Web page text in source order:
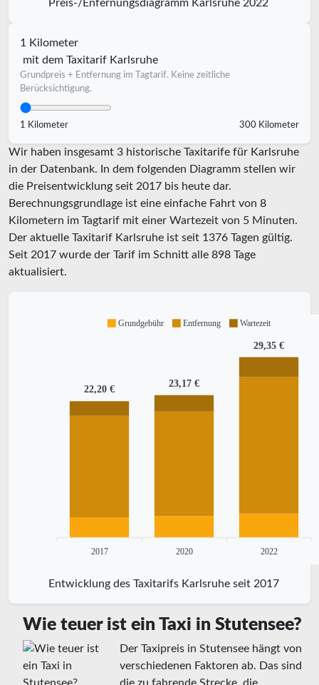
Preis-/Enfernungsdiagramm Karlsruhe 2022
1 Kilometer
mit dem Taxitarif Karlsruhe
Grundpreis + Entfernung im Tagtarif. Keine zeitliche
Berücksichtigung.
1 Kilometer 300 Kilometer
Wir haben insgesamt 3 historische Taxitarife für Karlsruhe
in der Datenbank. In dem folgenden Diagramm stellen wir
die Preisentwicklung seit 2017 bis heute dar.
Berechnungsgrundlage ist eine einfache Fahrt von 8
Kilometern im Tagtarif mit einer Wartezeit von 5 Minuten.
Der aktuelle Taxitarif Karlsruhe ist seit 1376 Tagen gültig.
Seit 2017 wurde der Tarif im Schnitt alle 898 Tage
aktualisiert.
22,20 €
23,17 €
29,35 €
2017 2020 2022
Grundgebühr Entfernung Wartezeit
Entwicklung des Taxitarifs Karlsruhe seit 2017
Wie teuer ist ein Taxi in Stutensee?
Der Taxipreis in Stutensee hängt von
verschiedenen Faktoren ab. Das sind